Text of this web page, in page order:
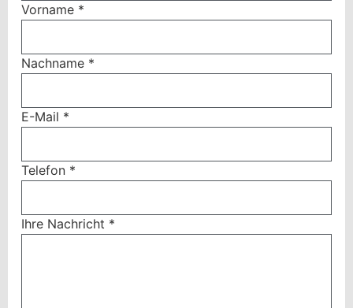
Vorname *
Nachname *
E-Mail *
Telefon *
Ihre Nachricht *